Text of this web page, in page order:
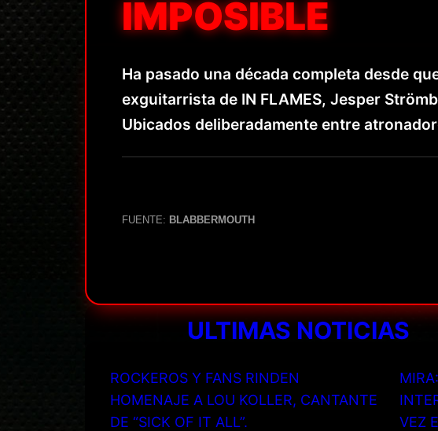
IMPOSIBLE
Ha pasado una década completa desde
exguitarrista de IN FLAMES, Jesper
Ubicados deliberadamente entre
FUENTE: BLABBERMOUTH
ULTIMAS NOTICIAS
ROCKEROS Y FANS RINDEN
HOMENAJE A LOU KOLLER, CANTANTE
DE “SICK OF IT ALL”.
VEZ